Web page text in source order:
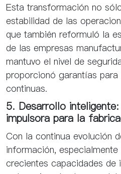
Esta transformación no
estabilidad de las
que también reformuló la
de las empresas
mantuvo el nivel de
proporcionó garantías para
continuas.
5. Desarrollo
impulsora para la
Con la continua evolución
información,
crecientes capacidades de